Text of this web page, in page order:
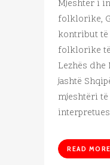
Mjeshtër i
folklorike,
kontribut të
folklorike
Lezhës
jashtë
mjeshtëri
READ MORE